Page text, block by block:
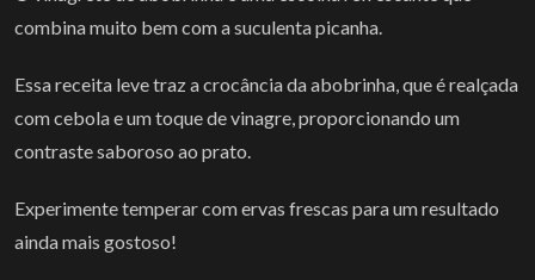
combina muito bem com a suculenta picanha.
Essa receita leve traz a crocância da abobrinha, que é realçada
com cebola e um toque de vinagre, proporcionando um
contraste saboroso ao prato.
Experimente temperar com ervas frescas para um resultado
ainda mais gostoso!